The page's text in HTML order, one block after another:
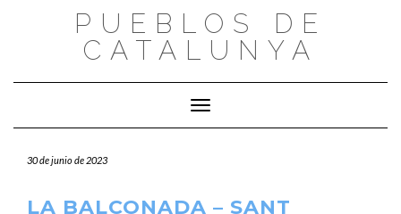
PUEBLOS DE
CATALUNYA
Cambiar modo de navegación
30 de junio de 2023
LA BALCONADA – SANT